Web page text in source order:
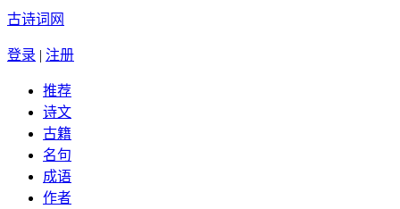
古诗词网
登录 | 注册
推荐
诗文
古籍
名句
成语
作者